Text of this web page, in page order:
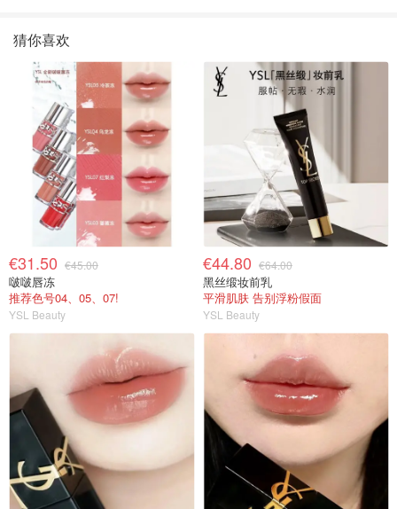
猜你喜欢
€31.50 €45.00
啵啵唇冻
推荐色号04、05、07!
YSL Beauty
€44.80 €64.00
黑丝缎妆前乳
平滑肌肤 告别浮粉假面
YSL Beauty